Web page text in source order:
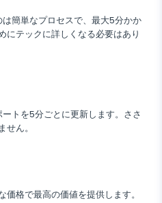
簡単なプロセスで、最大5分かか
にテックに詳しくなる必要はあり
トを5分ごとに更新します。ささ
ん。
格で最高の価値を提供します。